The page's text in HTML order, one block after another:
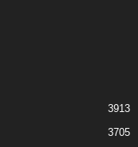
3913
3705